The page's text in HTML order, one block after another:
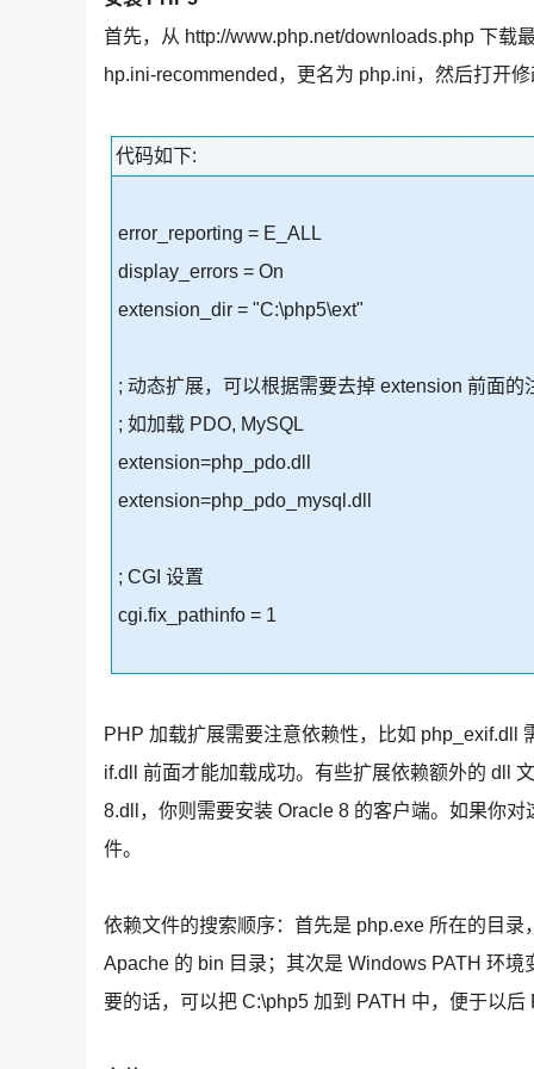
首先，从 http://www.php.net/downloads.php 下载
hp.ini-recommended，更名为 php.ini，然后打开
代码如下:
error_reporting = E_ALL
display_errors = On
extension_dir = "C:\php5\ext"
; 动态扩展，可以根据需要去掉 extension 前面的
; 如加载 PDO, MySQL
extension=php_pdo.dll
extension=php_pdo_mysql.dll
; CGI 设置
cgi.fix_pathinfo = 1
PHP 加载扩展需要注意依赖性，比如 php_exif.dll
if.dll 前面才能加载成功。有些扩展依赖额外的 dll
8.dll，你则需要安装 Oracle 8 的客户端。如果你
件。
依赖文件的搜索顺序：首先是 php.exe 所在的目
Apache 的 bin 目录；其次是 Windows PATH 环
要的话，可以把 C:\php5 加到 PATH 中，便于以后